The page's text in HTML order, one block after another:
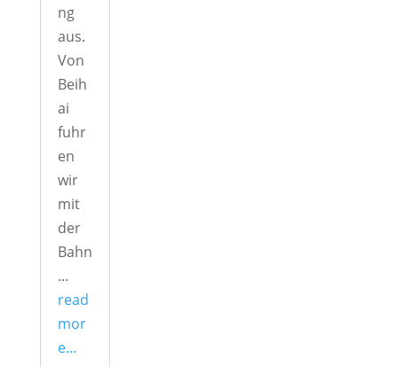
ng
aus.
Von
Beih
ai
fuhr
en
wir
mit
der
Bahn
...
read
mor
e...